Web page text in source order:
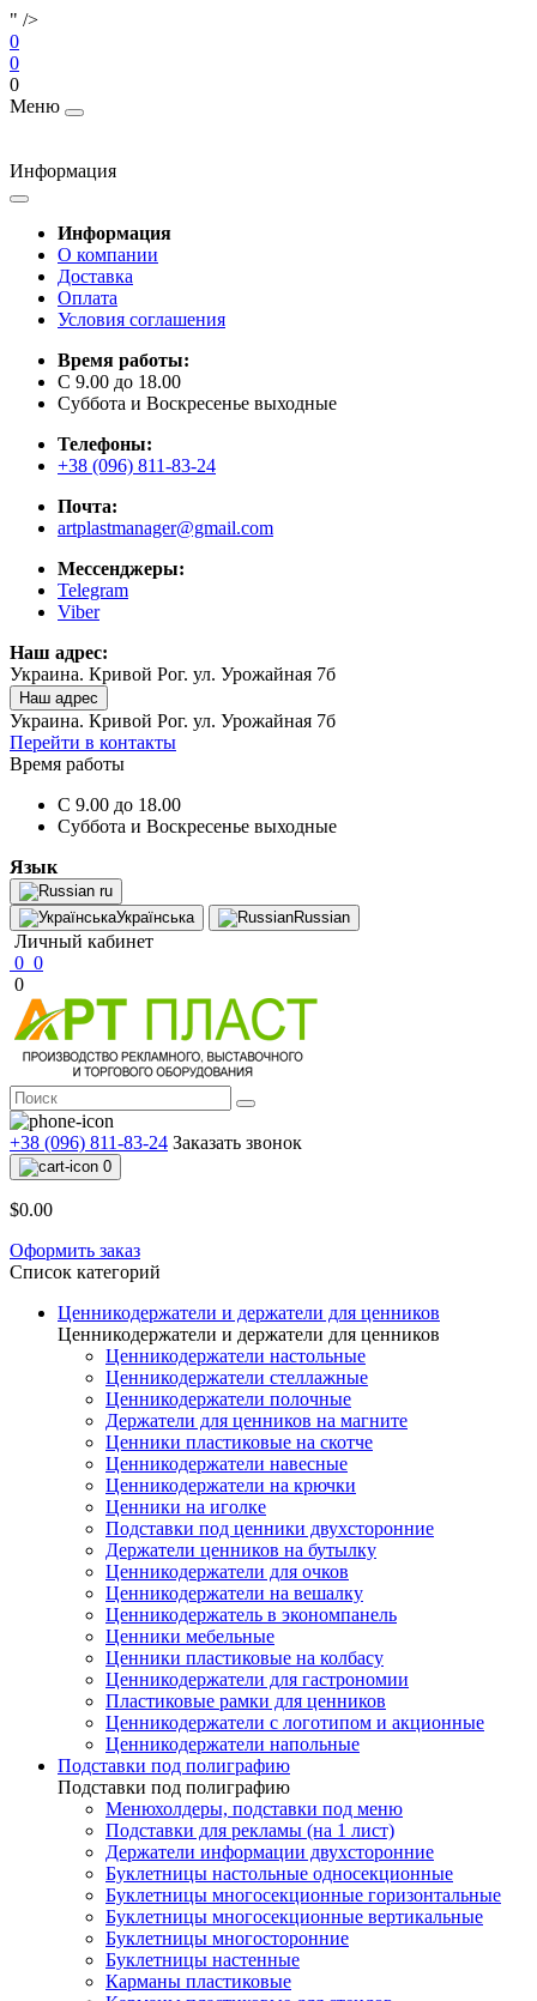
" />
0
0
0
Меню
Информация
Информация
О компании
Доставка
Оплата
Условия соглашения
Время работы:
C 9.00 до 18.00
Суббота и Воскресенье выходные
Телефоны:
+38 (096) 811-83-24
Почта:
artplastmanager@gmail.com
Мессенджеры:
Telegram
Viber
Наш адрес:
Украина. Кривой Рог. ул. Урожайная 7б
Наш адрес
Украина. Кривой Рог. ул. Урожайная 7б
Перейти в контакты
Время работы
C 9.00 до 18.00
Суббота и Воскресенье выходные
Язык
ru
Українська
Russian
Личный кабинет
0 0
0
+38 (096) 811-83-24 Заказать звонок
0
$0.00
Оформить заказ
Список категорий
Ценникодержатели и держатели для ценников
Ценникодержатели и держатели для ценников
Ценникодержатели настольные
Ценникодержатели стеллажные
Ценникодержатели полочные
Держатели для ценников на магните
Ценники пластиковые на скотче
Ценникодержатели навесные
Ценникодержатели на крючки
Ценники на иголке
Подставки под ценники двухсторонние
Держатели ценников на бутылку
Ценникодержатели для очков
Ценникодержатели на вешалку
Ценникодержатель в экономпанель
Ценники мебельные
Ценники пластиковые на колбасу
Ценникодержатели для гастрономии
Пластиковые рамки для ценников
Ценникодержатели с логотипом и акционные
Ценникодержатели напольные
Подставки под полиграфию
Подставки под полиграфию
Менюхолдеры, подставки под меню
Подставки для рекламы (на 1 лист)
Держатели информации двухсторонние
Буклетницы настольные односекционные
Буклетницы многосекционные горизонтальные
Буклетницы многосекционные вертикальные
Буклетницы многосторонние
Буклетницы настенные
Карманы пластиковые